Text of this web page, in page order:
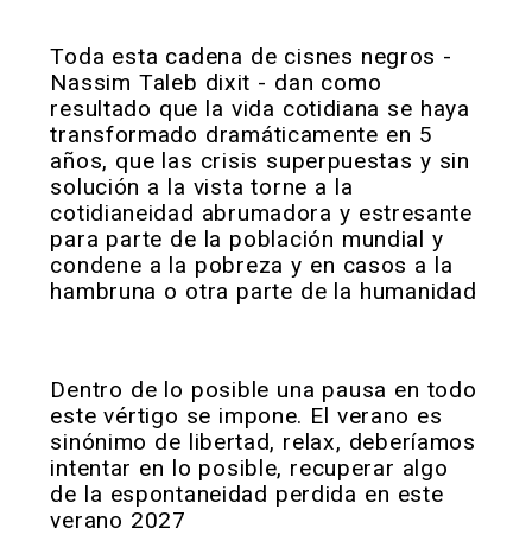
Toda esta cadena de cisnes negros -
Nassim Taleb dixit - dan como
resultado que la vida cotidiana se haya
transformado dramáticamente en 5
años, que las crisis superpuestas y sin
solución a la vista torne a la
cotidianeidad abrumadora y estresante
para parte de la población mundial y
condene a la pobreza y en casos a la
hambruna o otra parte de la humanidad
Dentro de lo posible una pausa en todo
este vértigo se impone. El verano es
sinónimo de libertad, relax, deberíamos
intentar en lo posible, recuperar algo
de la espontaneidad perdida en este
verano 2027